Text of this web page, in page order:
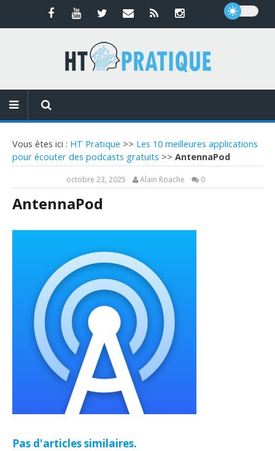
Vous êtes ici : HT Pratique >> Les 10 meilleures applications
pour écouter des podcasts gratuits >> AntennaPod
octobre 23, 2025 Alain Roache 0
AntennaPod
Pas d'articles similaires.